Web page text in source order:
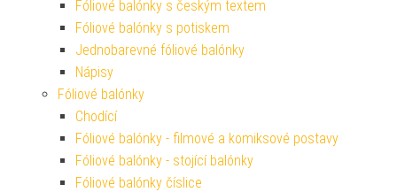
Fóliové balónky s českým textem
Fóliové balónky s potiskem
Jednobarevné fóliové balónky
Nápisy
Fóliové balónky
Chodící
Fóliové balónky - filmové a komiksové postavy
Fóliové balónky - stojící balónky
Fóliové balónky číslice